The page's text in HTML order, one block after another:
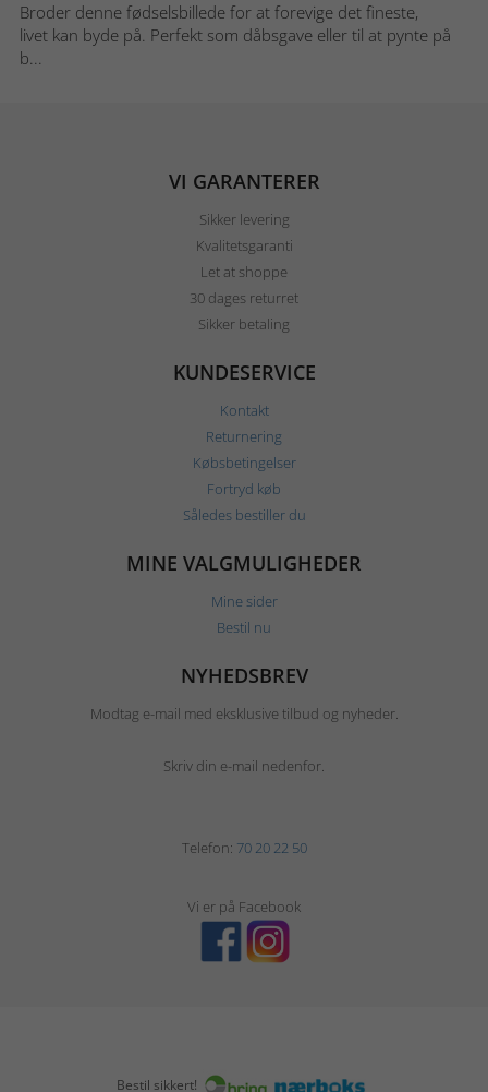
Broder denne fødselsbillede for at forevige det fineste,
livet kan byde på. Perfekt som dåbsgave eller til at pynte på
b...
VI GARANTERER
Sikker levering
Kvalitetsgaranti
Let at shoppe
30 dages returret
Sikker betaling
KUNDESERVICE
Kontakt
Returnering
Købsbetingelser
Fortryd køb
Således bestiller du
MINE VALGMULIGHEDER
Mine sider
Bestil nu
NYHEDSBREV
Modtag e-mail med eksklusive tilbud og nyheder.
Skriv din e-mail nedenfor.
Telefon: 70 20 22 50
Vi er på Facebook
Bestil sikkert!